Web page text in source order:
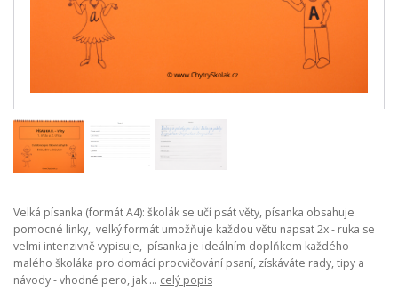
Velká písanka (formát A4): školák se učí psát věty, písanka obsahuje
pomocné linky, velký formát umožňuje každou větu napsat 2x - ruka se
velmi intenzivně vypisuje, písanka je ideálním doplňkem každého
malého školáka pro domácí procvičování psaní, získáváte rady, tipy a
návody - vhodné pero, jak ... celý popis